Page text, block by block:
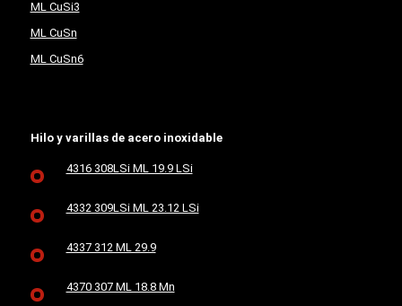
ML CuSi3
ML CuSn
ML CuSn6
Hilo y varillas de acero inoxidable
4316 308LSi ML 19.9 LSi
4332 309LSi ML 23.12 LSi
4337 312 ML 29.9
4370 307 ML 18.8 Mn